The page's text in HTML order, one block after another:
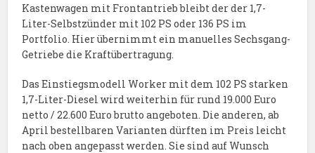
Kastenwagen mit Frontantrieb bleibt der der 1,7-
Liter-Selbstzünder mit 102 PS oder 136 PS im
Portfolio. Hier übernimmt ein manuelles Sechsgang-
Getriebe die Kraftübertragung.
Das Einstiegsmodell Worker mit dem 102 PS starken
1,7-Liter-Diesel wird weiterhin für rund 19.000 Euro
netto / 22.600 Euro brutto angeboten. Die anderen, ab
April bestellbaren Varianten dürften im Preis leicht
nach oben angepasst werden. Sie sind auf Wunsch